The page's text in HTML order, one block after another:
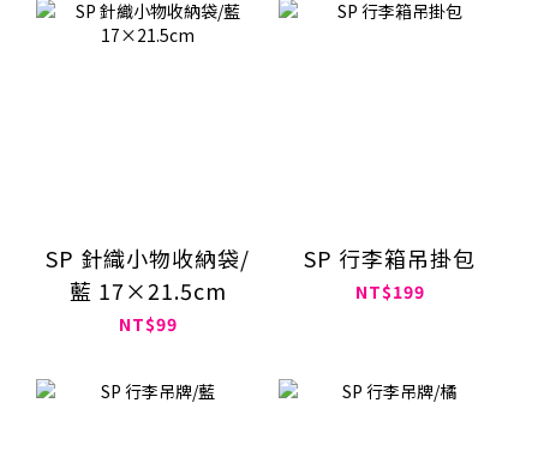
SP 針織小物收納袋/
藍 17×21.5cm
NT$99
SP 行李箱吊掛包
NT$199